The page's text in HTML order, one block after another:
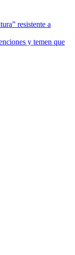
resistente a
y temen que